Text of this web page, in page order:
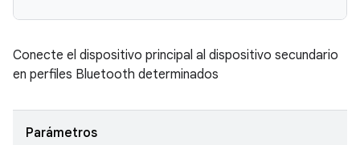
Conecte el dispositivo principal al dispositivo secundario
en perfiles Bluetooth determinados
Parámetros